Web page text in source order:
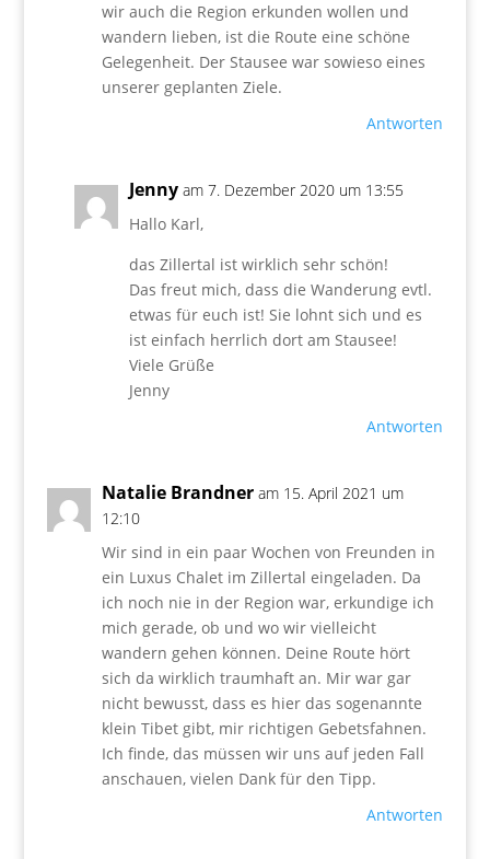
wir auch die Region erkunden wollen und
wandern lieben, ist die Route eine schöne
Gelegenheit. Der Stausee war sowieso eines
unserer geplanten Ziele.
Antworten
Jenny am 7. Dezember 2020 um 13:55
Hallo Karl,
das Zillertal ist wirklich sehr schön!
Das freut mich, dass die Wanderung evtl.
etwas für euch ist! Sie lohnt sich und es
ist einfach herrlich dort am Stausee!
Viele Grüße
Jenny
Antworten
Natalie Brandner am 15. April 2021 um
12:10
Wir sind in ein paar Wochen von Freunden in
ein Luxus Chalet im Zillertal eingeladen. Da
ich noch nie in der Region war, erkundige ich
mich gerade, ob und wo wir vielleicht
wandern gehen können. Deine Route hört
sich da wirklich traumhaft an. Mir war gar
nicht bewusst, dass es hier das sogenannte
klein Tibet gibt, mir richtigen Gebetsfahnen.
Ich finde, das müssen wir uns auf jeden Fall
anschauen, vielen Dank für den Tipp.
Antworten